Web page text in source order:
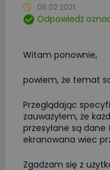
06.02.2021
Odpowiedź
Witam ponownie,
powiem, że temat
Przeglądając
zauważyłem, że
przesyłane są dane
ekranowana wiec
Zgadzam się z